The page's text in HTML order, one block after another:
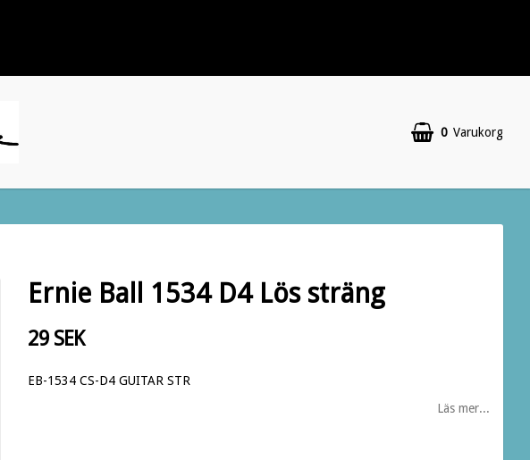
0 Varukorg
Ernie Ball 1534 D4 Lös sträng
29 SEK
EB-1534 CS-D4 GUITAR STR
Läs mer...